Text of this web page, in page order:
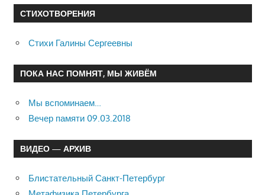
СТИХОТВОРЕНИЯ
Стихи Галины Сергеевны
ПОКА НАС ПОМНЯТ, МЫ ЖИВЁМ
Мы вспоминаем…
Вечер памяти 09.03.2018
ВИДЕО — АРХИВ
Блистательный Санкт-Петербург